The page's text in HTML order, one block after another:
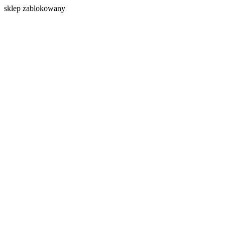
sklep zablokowany